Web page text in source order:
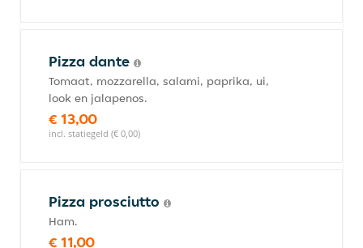
Pizza dante
Tomaat, mozzarella, salami, paprika, ui,
look en jalapenos.
€ 13,00
incl. statiegeld (€ 0,00)
Pizza prosciutto
Ham.
€ 11,00